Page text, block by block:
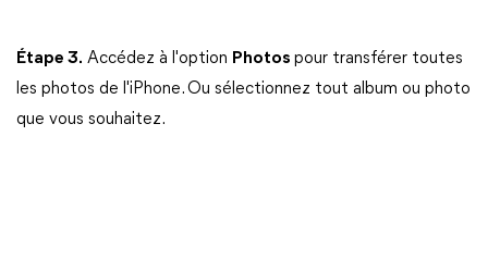
Étape 3. Accédez à l'option Photos pour transférer toutes
les photos de l'iPhone. Ou sélectionnez tout album ou photo
que vous souhaitez.